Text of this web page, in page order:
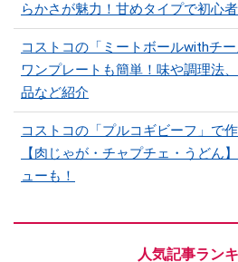
らかさが魅力！甘めタイプで初心
コストコの「ミートボールwithチ
ワンプレートも簡単！味や調理法
品など紹介
コストコの「プルコギビーフ」で
【肉じゃが・チャプチェ・うどん
ューも！